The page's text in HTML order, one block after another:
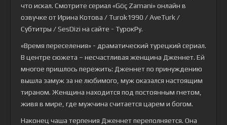
что искал. Смотрите сериал «Göç Zamani» онлайн в
озвучке от Ирина Котова / Turok1990 / AveTurk /
Субтитры / SesDizi на сайте - ТурокРу.
«Время переселения» - драматический турецкий сериал.
В центре сюжета – несчастливая женщина Дженнет. Ей
многое пришлось пережить: Дженнет по принуждению
вышла замуж за не любимого, муж оказался настоящим
тираном. Женщина находится под постоянным гнетом,
живя в мире, где мужчина считается царем и богом.
Наконец чаша терпения Дженнет переполняется. Она